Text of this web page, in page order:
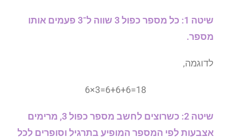
שיטה 1: כל מספר כפול 3 שווה ל־3 פעמים אותו
מספר.
לדוגמה,
6×3=6+6+6=18
שיטה 2: כשרוצים לחשב מספר כפול 3, מרימים
אצבעות לפי המספר המופיע בתרגיל וסופרים לכל